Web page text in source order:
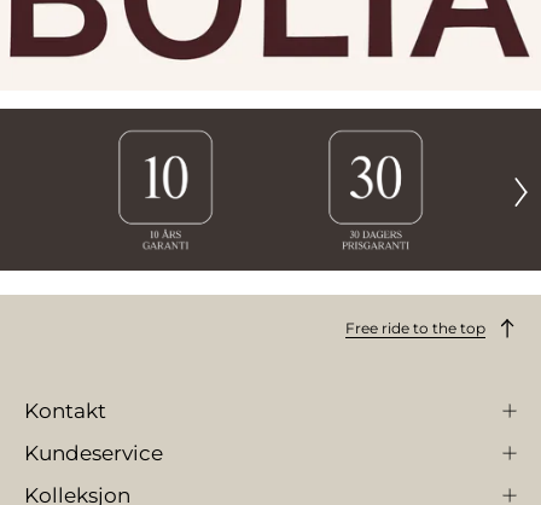
Free ride to the top
Kontakt
Kundeservice
Kolleksjon